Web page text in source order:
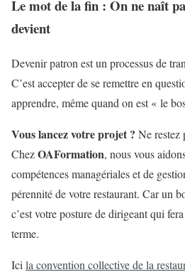
Le mot de la fin : On ne naît
devient
Devenir patron est un processus de
C’est accepter de se remettre en
apprendre, même quand on est « le
Vous lancez votre projet ? Ne restez
ChezOAFormation, nous vous
compétences managériales et de
pérennité de votre restaurant. Car un
c’est votre posture de dirigeant qui
terme.
Ici la convention collective de la